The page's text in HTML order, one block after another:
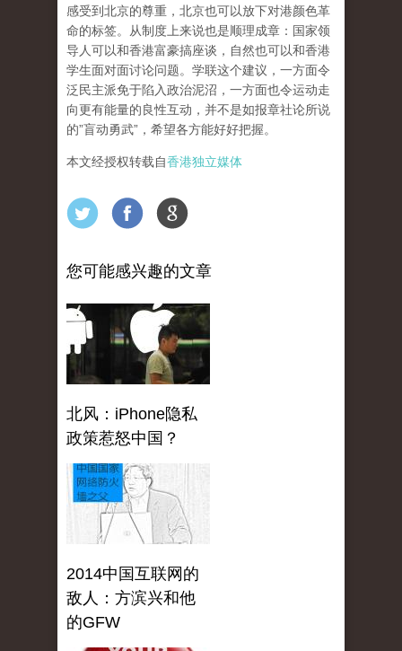
感受到北京的尊重，北京也可以放下对港颜色革
命的标签。从制度上来说也是顺理成章：国家领
导人可以和香港富豪搞座谈，自然也可以和香港
学生面对面讨论问题。学联这个建议，一方面令
泛民主派免于陷入政治泥沼，一方面也令运动走
向更有能量的良性互动，并不是如报章社论所说
的”盲动勇武”，希望各方能好好把握。
本文经授权转载自香港独立媒体
您可能感兴趣的文章
北风：iPhone隐私
政策惹怒中国？
2014中国互联网的
敌人：方滨兴和他
的GFW